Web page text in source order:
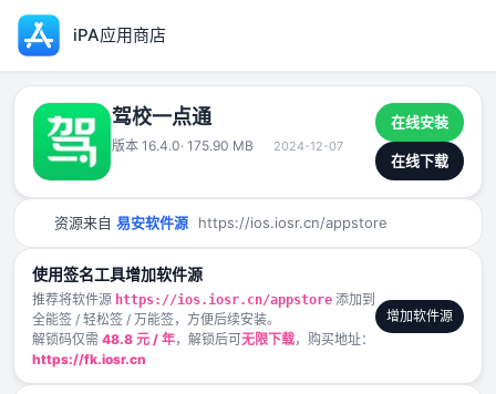
iPA应用商店
驾校一点通
版本 16.4.0· 175.90 MB 2024-12-07
在线安装
在线下载
资源来自 易安软件源 https://ios.iosr.cn/appstore
使用签名工具增加软件源
推荐将软件源 https://ios.iosr.cn/appstore 添加到
全能签 / 轻松签 / 万能签，方便后续安装。
解锁码仅需 48.8 元 / 年，解锁后可无限下载，购买地址：
https://fk.iosr.cn
增加软件源